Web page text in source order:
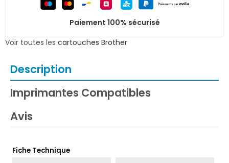
Paiement 100% sécurisé
Voir toutes les cartouches Brother
Description
Imprimantes Compatibles
Avis
Fiche Technique